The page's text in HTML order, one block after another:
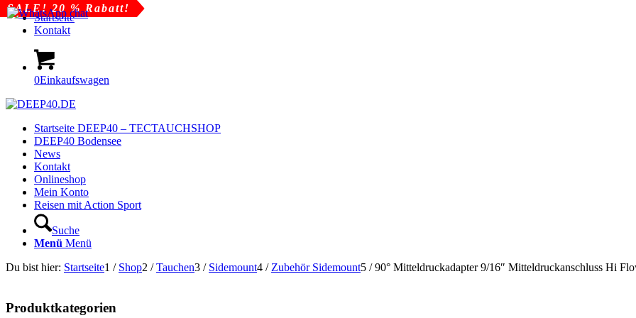
Startseite
Kontakt
0Einkaufswagen
Startseite DEEP40 – TECTAUCHSHOP
DEEP40 Bodensee
News
Kontakt
Onlineshop
Mein Konto
Reisen mit Action Sport
Suche
Menü Menü
Du bist hier: Startseite1 / Shop2 / Tauchen3 / Sidemount4 / Zubehör Sidemount5 / 90° Mitteldruckadapter 9/16″ Mitteldruckanschluss Hi
Produktkategorien
SALE! 20 % Rabatt!